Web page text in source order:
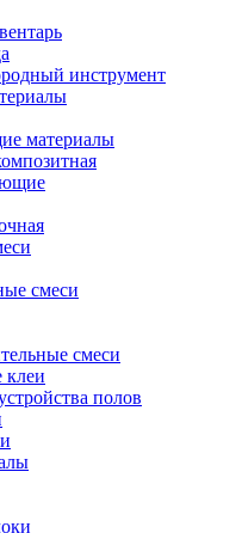
инструмент
материалы
смеси
смеси
полов